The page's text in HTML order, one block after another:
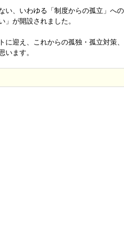
い、いわゆる「制度からの孤立」へ
が開設されました。
に迎え、これからの孤独・孤立対策
います。